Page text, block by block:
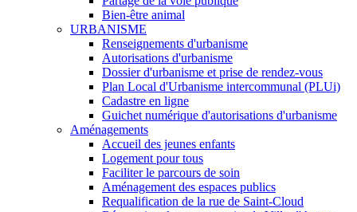
Bien-être animal
URBANISME
Renseignements d'urbanisme
Autorisations d'urbanisme
Dossier d'urbanisme et prise de rendez-vous
Plan Local d'Urbanisme intercommunal (PLUi)
Cadastre en ligne
Guichet numérique d'autorisations d'urbanisme
Aménagements
Accueil des jeunes enfants
Logement pour tous
Faciliter le parcours de soin
Aménagement des espaces publics
Requalification de la rue de Saint-Cloud